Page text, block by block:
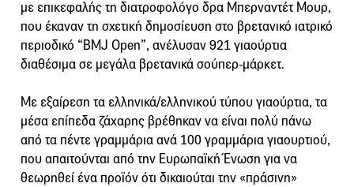
με επικεφαλής τη διατροφολόγο δρα Μπερναντέτ Μουρ,
που έκαναν τη σχετική δημοσίευση στο βρετανικό ιατρικό
περιοδικό “BMJ Open”, ανέλυσαν 921 γιαούρτια
διαθέσιμα σε μεγάλα βρετανικά σούπερ-μάρκετ.
Με εξαίρεση τα ελληνικά/ελληνικού τύπου γιαούρτια, τα
μέσα επίπεδα ζάχαρης βρέθηκαν να είναι πολύ πάνω
από τα πέντε γραμμάρια ανά 100 γραμμάρια γιαουρτιού,
που απαιτούνται από την Ευρωπαϊκή Ένωση για να
θεωρηθεί ένα προϊόν ότι δικαιούται την «πράσινη»